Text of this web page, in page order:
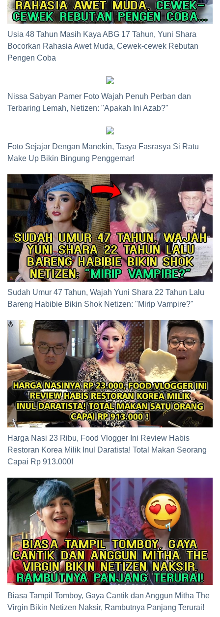
Usia 48 Tahun Masih Kaya ABG 17 Tahun, Yuni Shara
Bocorkan Rahasia Awet Muda, Cewek-cewek Rebutan
Pengen Coba
Nissa Sabyan Pamer Foto Wajah Penuh Perban dan
Terbaring Lemah, Netizen: "Apakah Ini Azab?"
Foto Sejajar Dengan Manekin, Tasya Fasrasya Si Ratu
Make Up Bikin Bingung Penggemar!
Sudah Umur 47 Tahun, Wajah Yuni Shara 22 Tahun Lalu
Bareng Habibie Bikin Shok Netizen: "Mirip Vampire?"
Harga Nasi 23 Ribu, Food Vlogger Ini Review Habis
Restoran Korea Milik Inul Daratista! Total Makan Seorang
Capai Rp 913.000!
Biasa Tampil Tomboy, Gaya Cantik dan Anggun Mitha The
Virgin Bikin Netizen Naksir, Rambutnya Panjang Terurai!